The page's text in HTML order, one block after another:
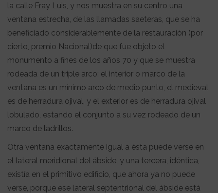
la calle Fray Luis, y nos muestra en su centro una
ventana estrecha, de las llamadas saeteras, que se ha
beneficiado considerablemente de la restauración (por
cierto, premio Nacional)de que fue objeto el
monumento a fines de los años 70 y que se muestra
rodeada de un triple arco: el interior o marco de la
ventana es un mínimo arco de medio punto, el medieval
es de herradura ojival, y el exterior es de herradura ojival
lobulado, estando el conjunto a su vez rodeado de un
marco de ladrillos.
Otra ventana exactamente igual a ésta puede verse en
el lateral meridional del ábside, y una tercera, idéntica,
existía en el primitivo edificio, que ahora ya no puede
verse, porque ese lateral septentrional del ábside está